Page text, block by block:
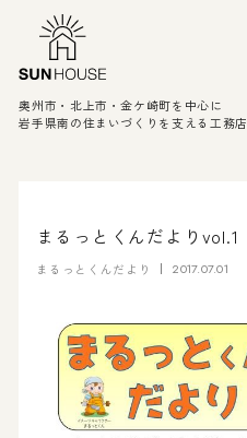
奥州市・北上市・金ケ崎町を中心に
岩手県南の住まいづくりを支える工務店
まるっとくんだよりvol.1
まるっとくんだより 2017.07.01